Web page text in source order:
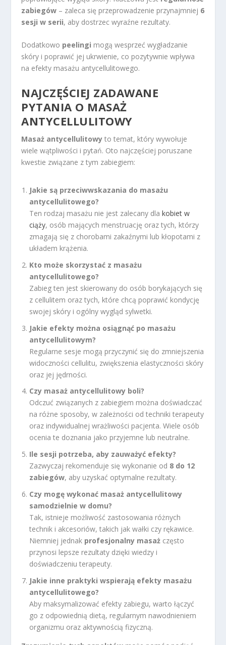
zabiegów – zaleca się przeprowadzenie przynajmniej 6
sesji w serii, aby dostrzec wyraźne rezultaty.
Dodatkowo peelingi mogą wesprzeć wygładzanie
skóry i poprawić jej ukrwienie, co pozytywnie wpływa
na efekty masażu antycellulitowego.
NAJCZĘŚCIEJ ZADAWANE
PYTANIA O MASAŻ
ANTYCELLULITOWY
Masaż antycellulitowy to temat, który wywołuje
wiele wątpliwości i pytań. Oto najczęściej poruszane
kwestie związane z tym zabiegiem:
Jakie są przeciwwskazania do masażu
antycellulitowego?
Ten rodzaj masażu nie jest zalecany dlakobiet w
ciąży, osób mających menstruację oraz tych, którzy
zmagają się z chorobami zakaźnymi lub kłopotami z
układem krążenia.
Kto może skorzystać z masażu
antycellulitowego?
Zabieg ten jest skierowany do osób borykających się
z cellulitem oraz tych, które chcą poprawić kondycję
swojej skóry i ogólny wygląd sylwetki.
Jakie efekty można osiągnąć po masażu
antycellulitowym?
Regularne sesje mogą przyczynić się do zmniejszenia
widoczności cellulitu, zwiększenia elastyczności skóry
oraz jej jędrności.
Czy masaż antycellulitowy boli?
Odczuć związanych z zabiegiem można doświadczać
na różne sposoby, w zależności od techniki terapeuty
oraz indywidualnej wrażliwości pacjenta. Wiele osób
ocenia te doznania jako przyjemne lub neutralne.
Ile sesji potrzeba, aby zauważyć efekty?
Zazwyczaj rekomenduje się wykonanie od 8 do 12
zabiegów, aby uzyskać optymalne rezultaty.
Czy mogę wykonać masaż antycellulitowy
samodzielnie w domu?
Tak, istnieje możliwość zastosowania różnych
technik i akcesoriów, takich jak wałki czy rękawice.
Niemniej jednak profesjonalny masaż często
przynosi lepsze rezultaty dzięki wiedzy i
doświadczeniu terapeuty.
Jakie inne praktyki wspierają efekty masażu
antycellulitowego?
Aby maksymalizować efekty zabiegu, warto łączyć
go z odpowiednią dietą, regularnym nawodnieniem
organizmu oraz aktywnością fizyczną.